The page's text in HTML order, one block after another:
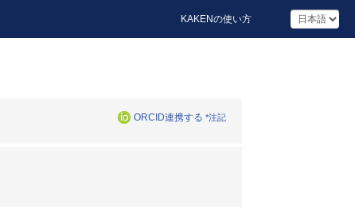
KAKENの使い方
ORCID連携する *注記